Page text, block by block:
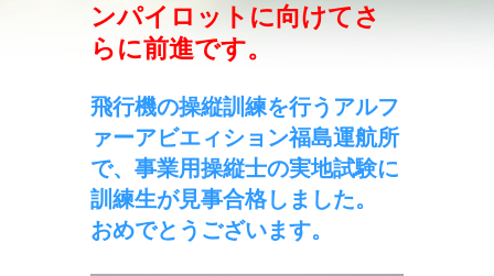
ンパイロットに向けてさ
らに前進です。
飛行機の操縦訓練を行うアルフ
ァーアビエィション福島運航所
で、事業用操縦士の実地試験に
訓練生が見事合格しました。
おめでとうございます。